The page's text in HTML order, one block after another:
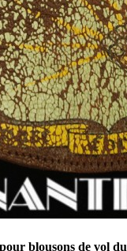
blousons de vol